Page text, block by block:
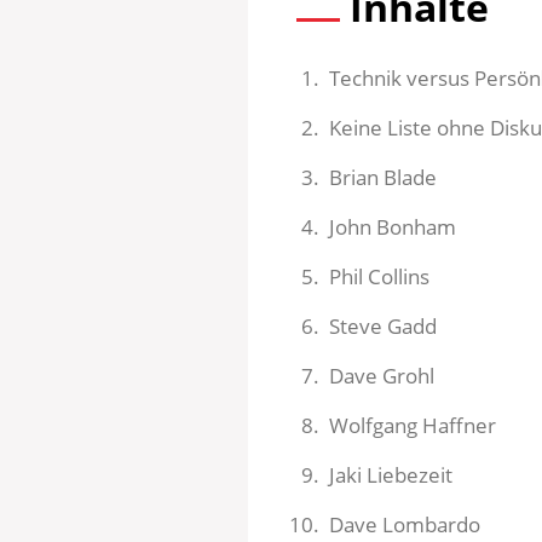
Technik versus
Keine Liste ohne
Brian Blade
John Bonham
Phil Collins
Steve Gadd
Dave Grohl
Wolfgang Haffner
Jaki Liebezeit
Dave Lombardo